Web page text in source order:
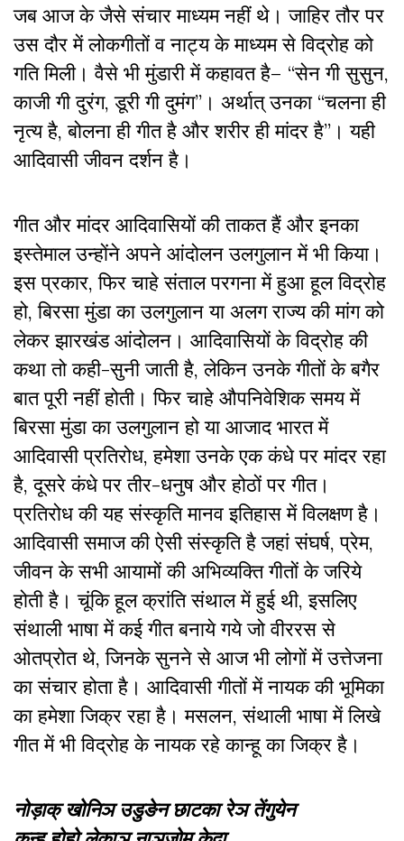
जब आज के जैसे संचार माध्यम नहीं थे। जाहिर तौर पर
उस दौर में लोकगीतोंवनाट्य के माध्यम से विद्रोह को
गति मिली। वैसे भी मुंडारी में कहावत है– “सेन गी सुसुन,
काजी गी दुरंग,डूरी गी दुमंग”। अर्थात् उनका “चलना ही
नृत्य है,बोलना ही गीत है और शरीर ही मांदर है”।यही
आदिवासी जीवन दर्शन है।
गीत और मांदर आदिवासियों की ताकत हैं और इनका
इस्तेमाल उन्होंने अपने आंदोलन उलगुलान में भी किया।
इस प्रकार, फिर चाहे संताल परगना में हुआ हूल विद्रोह
हो,बिरसा मुंडा का उलगुलान या अलग राज्य की मांग को
लेकर झारखंड आंदोलन। आदिवासियों के विद्रोह की
कथा तो कही-सुनी जाती है,लेकिन उनके गीतों के बगैर
बात पूरी नहीं होती। फिर चाहे औपनिवेशिक समय में
बिरसा मुंडा का उलगुलान हो या आजाद भारत में
आदिवासी प्रतिरोध,हमेशा उनके एक कंधे पर मांदर रहा
है,दूसरे कंधे पर तीर-धनुष और होठों पर गीत।
प्रतिरोध की यह संस्कृति मानव इतिहास में विलक्षण है।
आदिवासी समाज की ऐसी संस्कृति है जहां संघर्ष, प्रेम,
जीवन के सभी आयामों की अभिव्यक्ति गीतों के जरिये
होती है। चूंकि हूल क्रांति संथाल में हुई थी, इसलिए
संथाली भाषा में कई गीत बनाये गये जो वीररस से
ओतप्रोत थे, जिनके सुनने से आज भी लोगों में उत्तेजना
का संचार होता है। आदिवासी गीतों में नायक की भूमिका
का हमेशा जिक्र रहा है। मसलन, संथाली भाषा में लिखे
गीत में भी विद्रोह के नायक रहे कान्हू का जिक्र है।
नोड़ाक् खोनिञ उडुङेन छाटका रेञ तेंगुयेन